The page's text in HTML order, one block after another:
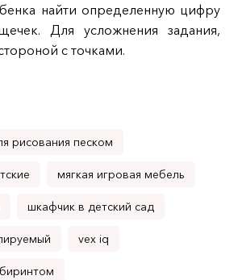
найти определенную цифру
Для усложнения задания,
с точками.
рисования песком
мягкая игровая мебель
шкафчик в детский сад
vex iq